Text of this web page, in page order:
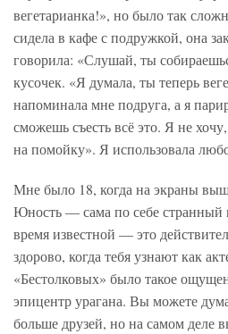
вегетарианка!», но было так
сидела в кафе с подружкой, она
говорила: «Слушай, ты
кусочек. «Я думала, ты теперь
напоминала мне подруга, а я
сможешь съесть всё это. Я не
на помойку». Я использовала
Мне было 18, когда на экраны
Юность — сама по себе странный
время известной — это
здорово, когда тебя узнают как
«Бестолковых» было такое
эпицентр урагана. Вы можете
больше друзей, но на самом деле